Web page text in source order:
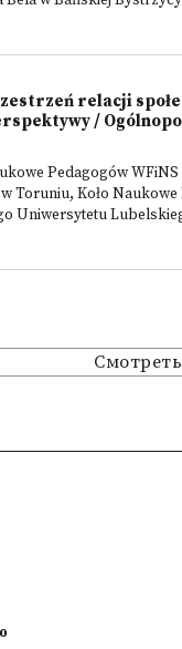
relacji
/
Pedagogów
Toruniu, Koło
Uniwersytetu